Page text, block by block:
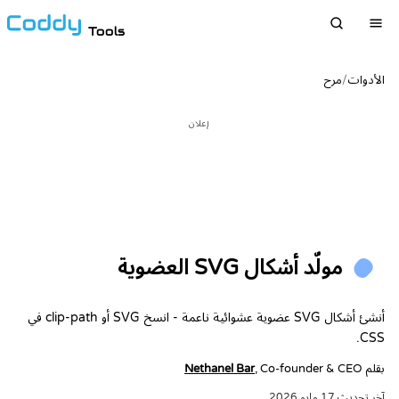
Tools
الأدوات/مرح
إعلان
مولّد أشكال SVG العضوية
أنشئ أشكال SVG عضوية عشوائية ناعمة - انسخ SVG أو clip-path في
CSS.
بقلم Nethanel Bar, Co-founder & CEO